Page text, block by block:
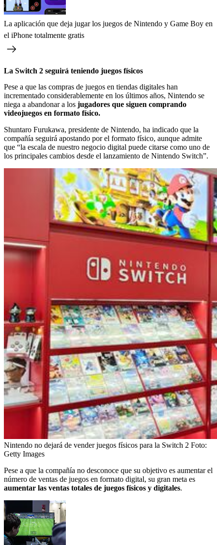
La aplicación que deja jugar los juegos de Nintendo y Game Boy en
el iPhone totalmente gratis
La Switch 2 seguirá teniendo juegos físicos
Pese a que las compras de juegos en tiendas digitales han
incrementado considerablemente en los últimos años, Nintendo se
niega a abandonar a los jugadores que siguen comprando
videojuegos en formato físico.
Shuntaro Furukawa, presidente de Nintendo, ha indicado que la
compañía seguirá apostando por el formato físico, aunque admite
que “la escala de nuestro negocio digital puede citarse como uno de
los principales cambios desde el lanzamiento de Nintendo Switch”.
Nintendo no dejará de vender juegos físicos para la Switch 2 Foto:
Getty Images
Pese a que la compañía no desconoce que su objetivo es aumentar el
número de ventas de juegos en formato digital, su gran meta es
aumentar las ventas totales de juegos físicos y digitales.